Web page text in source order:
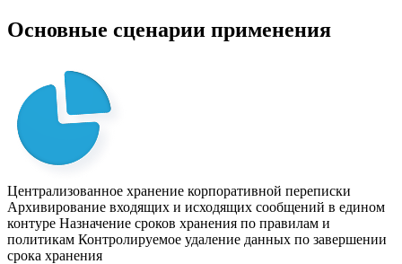
Основные сценарии применения
Централизованное хранение корпоративной переписки
Архивирование входящих и исходящих сообщений в едином
контуре Назначение сроков хранения по правилам и
политикам Контролируемое удаление данных по завершении
срока хранения